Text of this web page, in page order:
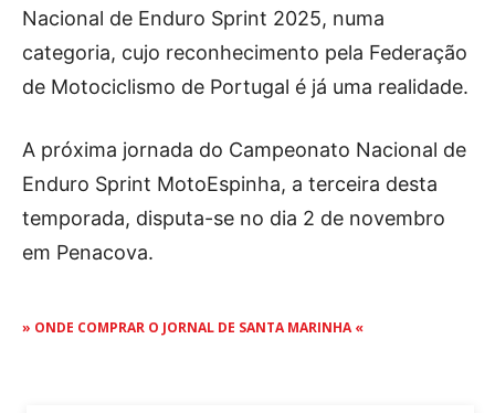
Nacional de Enduro Sprint 2025, numa
categoria, cujo reconhecimento pela Federação
de Motociclismo de Portugal é já uma realidade.
A próxima jornada do Campeonato Nacional de
Enduro Sprint MotoEspinha, a terceira desta
temporada, disputa-se no dia 2 de novembro
em Penacova.
» ONDE COMPRAR O JORNAL DE SANTA MARINHA «